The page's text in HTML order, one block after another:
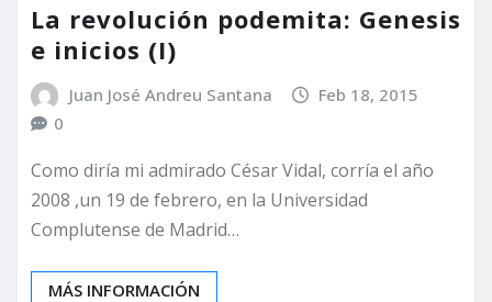
La revolución podemita: Genesis
e inicios (I)
Juan José Andreu Santana
Feb 18, 2015
0
Como diría mi admirado César Vidal, corría el año
2008 ,un 19 de febrero, en la Universidad
Complutense de Madrid…
MÁS INFORMACIÓN